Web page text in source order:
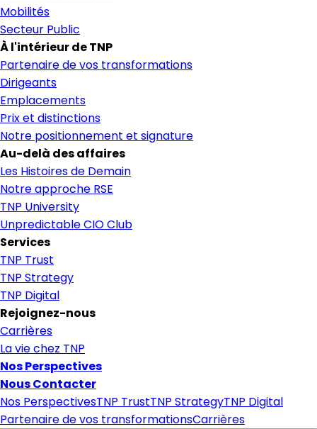
Mobilités
Secteur Public
À l'intérieur de TNP
Partenaire de vos transformations
Dirigeants
Emplacements
Prix et distinctions
Notre positionnement et signature
Au-delà des affaires
Les Histoires de Demain
Notre approche RSE
TNP University
Unpredictable CIO Club
Services
TNP Trust
TNP Strategy
TNP Digital
Rejoignez-nous
Carrières
La vie chez TNP
Nos Perspectives
Nous Contacter
Nos PerspectivesTNP TrustTNP StrategyTNP Digital
Partenaire de vos transformationsCarrières